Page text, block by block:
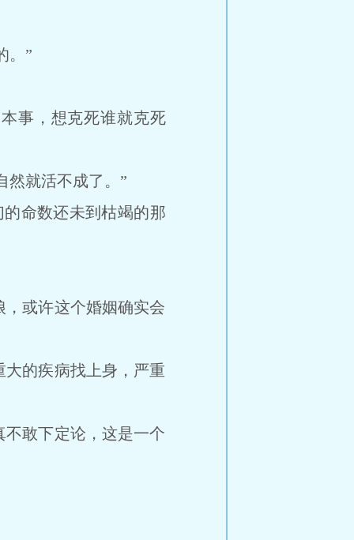
。”
事，想克死谁就克死
就活不成了。”
命数还未到枯竭的那
或许这个婚姻确实会
的疾病找上身，严重
敢下定论，这是一个